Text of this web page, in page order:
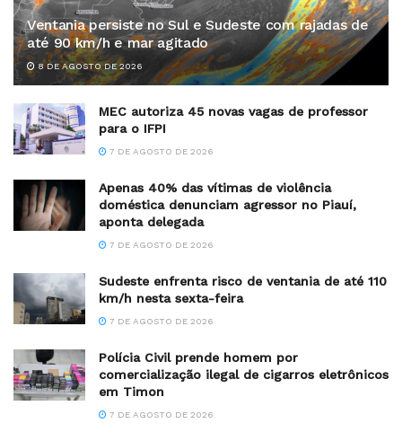
Ventania persiste no Sul e Sudeste com rajadas de
até 90 km/h e mar agitado
8 DE AGOSTO DE 2026
MEC autoriza 45 novas vagas de professor
para o IFPI
7 DE AGOSTO DE 2026
Apenas 40% das vítimas de violência
doméstica denunciam agressor no Piauí,
aponta delegada
7 DE AGOSTO DE 2026
Sudeste enfrenta risco de ventania de até 110
km/h nesta sexta-feira
7 DE AGOSTO DE 2026
Polícia Civil prende homem por
comercialização ilegal de cigarros eletrônicos
em Timon
7 DE AGOSTO DE 2026